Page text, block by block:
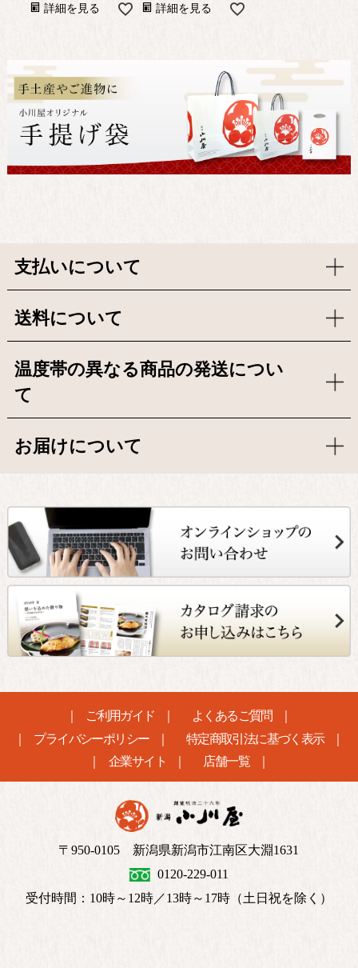
詳細を見る 詳細を見る
支払いについて
送料について
温度帯の異なる商品の発送につい
て
お届けについて
ご利用ガイド
よくあるご質問
プライバシーポリシー
特定商取引法に基づく表示
企業サイト
店舗一覧
〒950-0105 新潟県新潟市江南区大淵1631
0120-229-011
受付時間：10時～12時／13時～17時（土日祝を除く）